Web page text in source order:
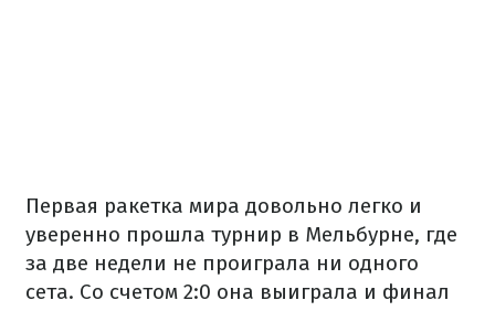
Первая ракетка мира довольно легко и
уверенно прошла турнир в Мельбурне, где
за две недели не проиграла ни одного
сета. Со счетом 2:0 она выиграла и финал